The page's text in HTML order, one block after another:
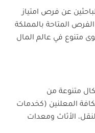
عن فرص امتياز
المتاحة بالمملكة
متنوع في عالم المال
متنوعة من
المعلنين (كخدمات
الأثاث ومعدات